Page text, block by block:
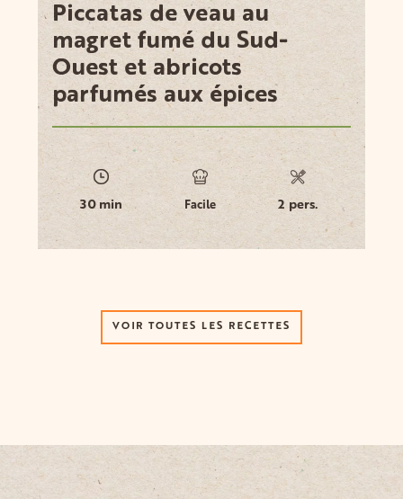
Piccatas de veau au
magret fumé du Sud-
Ouest et abricots
parfumés aux épices
30 min Facile 2 pers.
VOIR TOUTES LES RECETTES